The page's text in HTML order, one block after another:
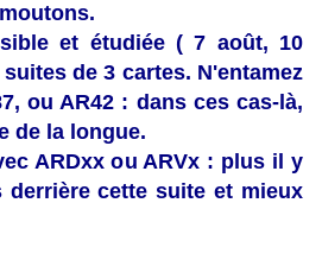
et étudiée ( 7 août, 10
de 3 cartes. N'entamez
ou AR42 : dans ces cas-là,
de la longue.
ARDxx ou ARVx : plus il y
derrière cette suite et mieux